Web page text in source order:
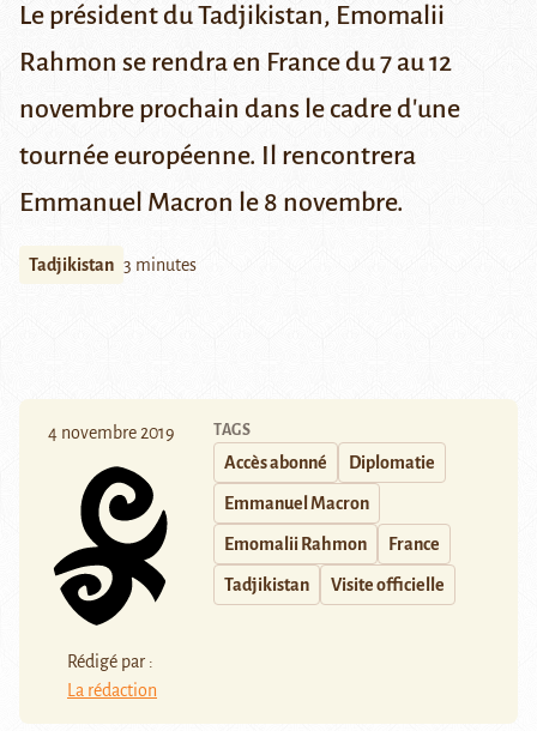
Le président du Tadjikistan, Emomalii
Rahmon se rendra en France du 7 au 12
novembre prochain dans le cadre d'une
tournée européenne. Il rencontrera
Emmanuel Macron le 8 novembre.
Tadjikistan 3 minutes
4 novembre 2019
Rédigé par :
La rédaction
TAGS
Accès abonné Diplomatie
Emmanuel Macron
Emomalii Rahmon France
Tadjikistan Visite officielle